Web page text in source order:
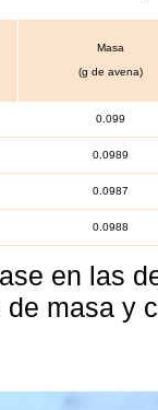
Masa
(g de avena)
0.099
0.0989
0.0987
0.0988
en las
masa y